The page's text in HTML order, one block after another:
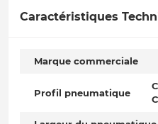
Caractéristiques
Marque commerciale
Profil pneumatique